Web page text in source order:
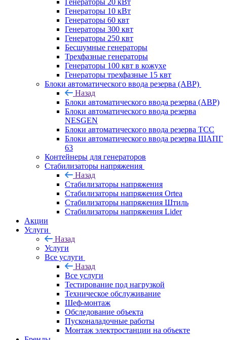
Генераторы 20 кВт
Генераторы 10 кВт
Генераторы 60 квт
Генераторы 300 квт
Генераторы 250 квт
Бесшумные генераторы
Трехфазные генераторы
Генераторы 100 квт в кожухе
Генераторы трехфазные 15 квт
Блоки автоматического ввода резерва (АВР)
Назад
Блоки автоматического ввода резерва (АВР)
Блоки автоматического ввода резерва
NESGEN
Блоки автоматического ввода резерва ТСС
Блоки автоматического ввода резерва ЩАПГ
63
Контейнеры для генераторов
Стабилизаторы напряжения
Назад
Стабилизаторы напряжения
Стабилизаторы напряжения Ortea
Стабилизаторы напряжения Штиль
Стабилизаторы напряжения Lider
Акции
Услуги
Назад
Услуги
Все услуги
Назад
Все услуги
Тестирование под нагрузкой
Техническое обслуживание
Шеф-монтаж
Обследование объекта
Пусконаладочные работы
Монтаж электростанции на объекте